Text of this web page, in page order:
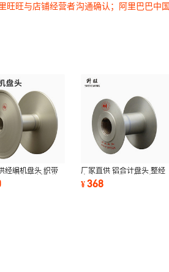
旺与店铺经营者沟通确认；阿里巴巴中
经编机盘头 织带
工 纺织机械配件
头
厂家直供 铝合计盘头 整经
盘头工厂直发现货库存
¥368